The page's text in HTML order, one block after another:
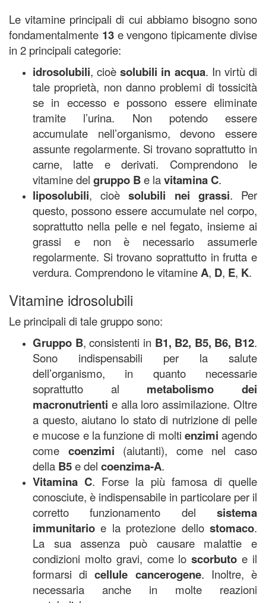
Le vitamine principali di cui abbiamo bisogno sono
fondamentalmente 13e vengono tipicamente divise
in 2 principali categorie:
idrosolubili, cioèsolubili in acqua. In virtù di
tale proprietà, non danno problemi di tossicità
se in eccesso e possono essere eliminate
tramite l’urina. Non potendo essere
accumulate nell’organismo, devono essere
assunte regolarmente. Si trovano soprattutto in
carne, latte e derivati. Comprendono le
vitamine del gruppo Be lavitamina C.
liposolubili, cioèsolubili nei grassi. Per
questo, possono essere accumulate nel corpo,
soprattutto nella pelle e nel fegato, insieme ai
grassi e non è necessario assumerle
regolarmente. Si trovano soprattutto in frutta e
verdura. Comprendono le vitamineA, D, E, K.
Vitamine idrosolubili
Le principali di tale gruppo sono:
Gruppo B, consistenti in B1, B2, B5, B6, B12.
Sono indispensabili per la salute
dell’organismo, in quanto necessarie
soprattutto al metabolismo dei
macronutrienti e alla loro assimilazione. Oltre
a questo, aiutano lo stato di nutrizione di pelle
e mucose e la funzione di molti enzimi agendo
come coenzimi (aiutanti), come nel caso
della B5e del coenzima-A.
Vitamina C. Forse la più famosa di quelle
conosciute, è indispensabile in particolare per il
corretto funzionamento del sistema
immunitario e la protezione dello stomaco.
La sua assenza può causare malattie e
condizioni molto gravi, come loscorbuto e il
formarsi dicellule cancerogene. Inoltre, è
necessaria anche in molte reazioni